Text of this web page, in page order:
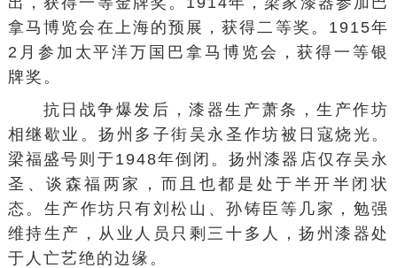
拿马博览会在上海的预展，获得二等奖。1915年
2月参加太平洋万国巴拿马博览会，获得一等银
牌奖。
抗日战争爆发后，漆器生产萧条，生产作坊
相继歇业。扬州多子街吴永圣作坊被日寇烧光。
梁福盛号则于1948年倒闭。扬州漆器店仅存吴永
圣、谈森福两家，而且也都是处于半开半闭状
态。生产作坊只有刘松山 、孙铸臣等几家，勉强
维持生产，从业人员只剩三十多人，扬州漆器处
于人亡艺绝的边缘。